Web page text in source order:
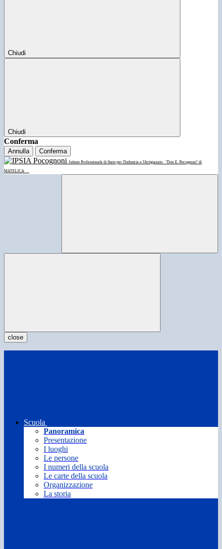
Chiudi
Chiudi
Conferma
Annulla Conferma
Istituto Professionale di Stato per l'Industria e l'Artigianato
"Don E. Pocognoni" di
MATELICA
close
Scuola
Panoramica
Presentazione
I luoghi
Le persone
I numeri della scuola
Le carte della scuola
Organizzazione
La storia